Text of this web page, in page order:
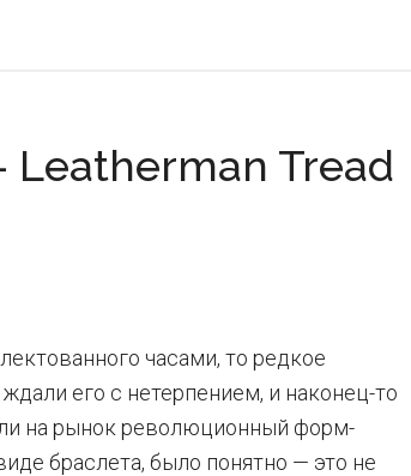
Tread
часами, то редкое
его с нетерпением, и наконец-то
на рынок революционный форм-
браслета, было понятно — это не